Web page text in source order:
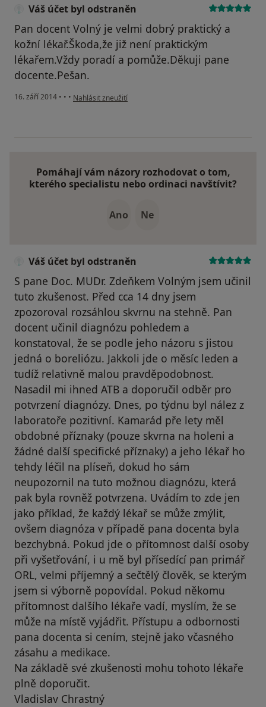
Váš účet byl odstraněn
Pan docent Volný je velmi dobrý praktický a
kožní lékař.Škoda,že již není praktickým
lékařem.Vždy poradí a pomůže.Děkuji pane
docente.Pešan.
16. září 2014 • • • podle názoru uživatele Váš účet byl odstraněn
Nahlásit zneužití
Pomáhají vám názory rozhodovat o tom,
kterého specialistu nebo ordinaci navštívit?
Ano Ne
Váš účet byl odstraněn
S pane Doc. MUDr. Zdeňkem Volným jsem učinil
tuto zkušenost. Před cca 14 dny jsem
zpozoroval rozsáhlou skvrnu na stehně. Pan
docent učinil diagnózu pohledem a
konstatoval, že se podle jeho názoru s jistou
jedná o boreliózu. Jakkoli jde o měsíc leden a
tudíž relativně malou pravděpodobnost.
Nasadil mi ihned ATB a doporučil odběr pro
potvrzení diagnózy. Dnes, po týdnu byl nález z
laboratoře pozitivní. Kamarád pře lety měl
obdobné příznaky (pouze skvrna na holeni a
žádné další specifické příznaky) a jeho lékař ho
tehdy léčil na plíseň, dokud ho sám
neupozornil na tuto možnou diagnózu, která
pak byla rovněž potvrzena. Uvádím to zde jen
jako příklad, že každý lékař se může zmýlit,
ovšem diagnóza v případě pana docenta byla
bezchybná. Pokud jde o přítomnost další osoby
při vyšetřování, i u mě byl přísedící pan primář
ORL, velmi příjemný a sečtělý člověk, se kterým
jsem si výborně popovídal. Pokud někomu
přítomnost dalšího lékaře vadí, myslím, že se
může na místě vyjádřit. Přístupu a odbornosti
pana docenta si cením, stejně jako včasného
zásahu a medikace.
Na základě své zkušenosti mohu tohoto lékaře
plně doporučit.
Vladislav Chrastný